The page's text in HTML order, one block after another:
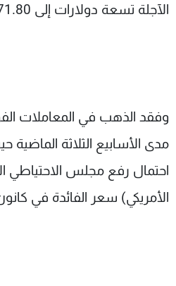
الآجلة تسعة دولارات إلى 1271.80 دولار للأوقية.
مدى الأسابيع الثلاثة الماضية
احتمال رفع مجلس الاحتياطي
الأمريكي) سعر الفائدة في